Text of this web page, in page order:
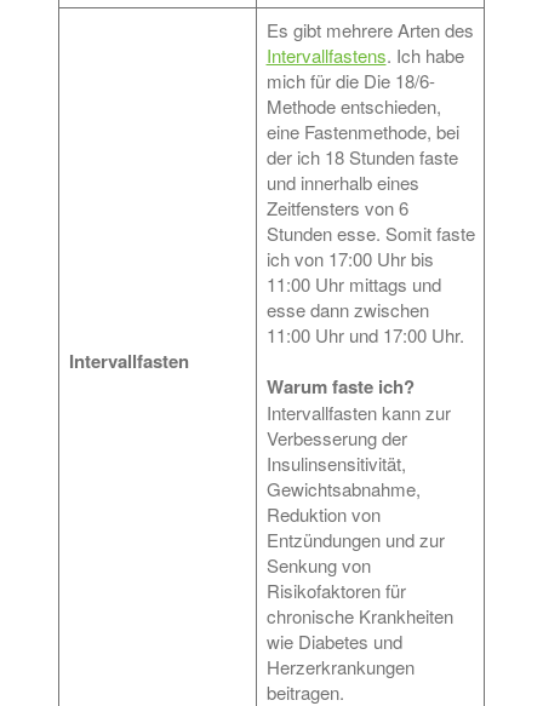
Intervallfasten
Es gibt mehrere Arten des
Intervallfastens. Ich habe
mich für die Die 18/6-
Methode entschieden,
eine Fastenmethode, bei
der ich 18 Stunden faste
und innerhalb eines
Zeitfensters von 6
Stunden esse. Somit faste
ich von 17:00 Uhr bis
11:00 Uhr mittags und
esse dann zwischen
11:00 Uhr und 17:00 Uhr.
Warum faste ich?
Intervallfasten kann zur
Verbesserung der
Insulinsensitivität,
Gewichtsabnahme,
Reduktion von
Entzündungen und zur
Senkung von
Risikofaktoren für
chronische Krankheiten
wie Diabetes und
Herzerkrankungen
beitragen.